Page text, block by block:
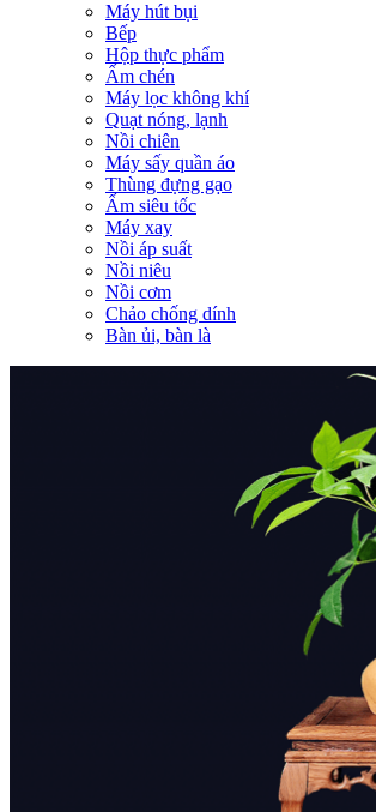
Máy hút bụi
Bếp
Hộp thực phẩm
Ấm chén
Máy lọc không khí
Quạt nóng, lạnh
Nồi chiên
Máy sấy quần áo
Thùng đựng gạo
Ấm siêu tốc
Máy xay
Nồi áp suất
Nồi niêu
Nồi cơm
Chảo chống dính
Bàn ủi, bàn là